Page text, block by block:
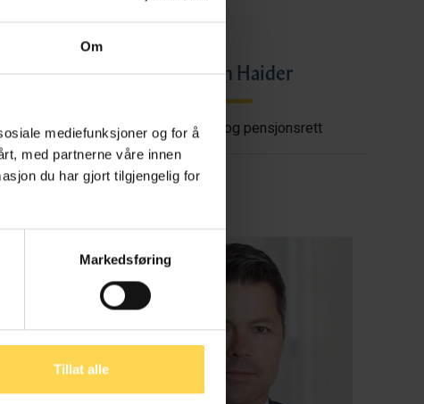
Om
mediefunksjoner og for å
med partnerne våre innen
du har gjort tilgjengelig for
Markedsføring
Tillat alle
offshore
Imran Haider
Trygderett og pensjonsrett